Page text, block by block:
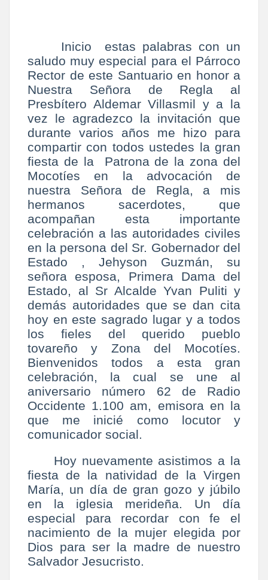
Inicio estas palabras con un
saludo muy especial para el Párroco
Rector de este Santuario en honor a
Nuestra Señora de Regla al
Presbítero Aldemar Villasmil y a la
vez le agradezco la invitación que
durante varios años me hizo para
compartir con todos ustedes la gran
fiesta de la Patrona de la zona del
Mocotíes en la advocación de
nuestra Señora de Regla, a mis
hermanos sacerdotes, que
acompañan esta importante
celebración a las autoridades civiles
en la persona del Sr. Gobernador del
Estado , Jehyson Guzmán, su
señora esposa, Primera Dama del
Estado, al Sr Alcalde Yvan Puliti y
demás autoridades que se dan cita
hoy en este sagrado lugar y a todos
los fieles del querido pueblo
tovareño y Zona del Mocotíes.
Bienvenidos todos a esta gran
celebración, la cual se une al
aniversario número 62 de Radio
Occidente 1.100 am, emisora en la
que me inicié como locutor y
comunicador social.
Hoy nuevamente asistimos a la
fiesta de la natividad de la Virgen
María, un día de gran gozo y júbilo
en la iglesia merideña. Un día
especial para recordar con fe el
nacimiento de la mujer elegida por
Dios para ser la madre de nuestro
Salvador Jesucristo.